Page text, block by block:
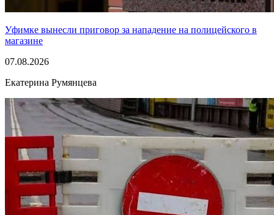
Уфимке вынесли приговор за нападение на полицейского в
магазине
07.08.2026
Екатерина Румянцева